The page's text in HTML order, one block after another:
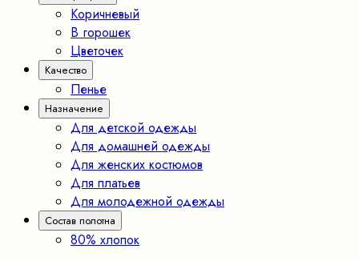
Коричневый
В горошек
Цветочек
Качество
Пенье
Назначение
Для детской одежды
Для домашней одежды
Для женских костюмов
Для платьев
Для молодежной одежды
Состав полотна
80% хлопок